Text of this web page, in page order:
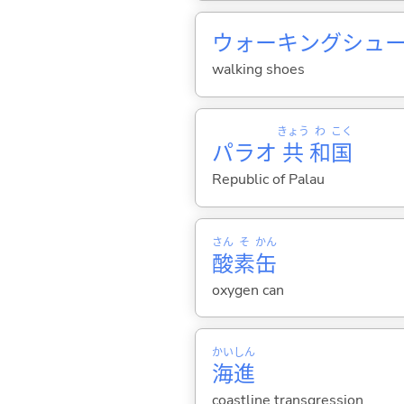
ウォーキングシュ
walking shoes
パラオ 共
きょう
和
わ
国
こく
Republic of Palau
酸
さん
素
そ
缶
かん
oxygen can
海
かい
進
しん